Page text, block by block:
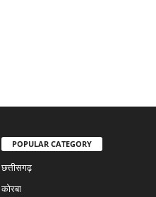
POPULAR CATEGORY
छत्तीसगढ़
कोरबा